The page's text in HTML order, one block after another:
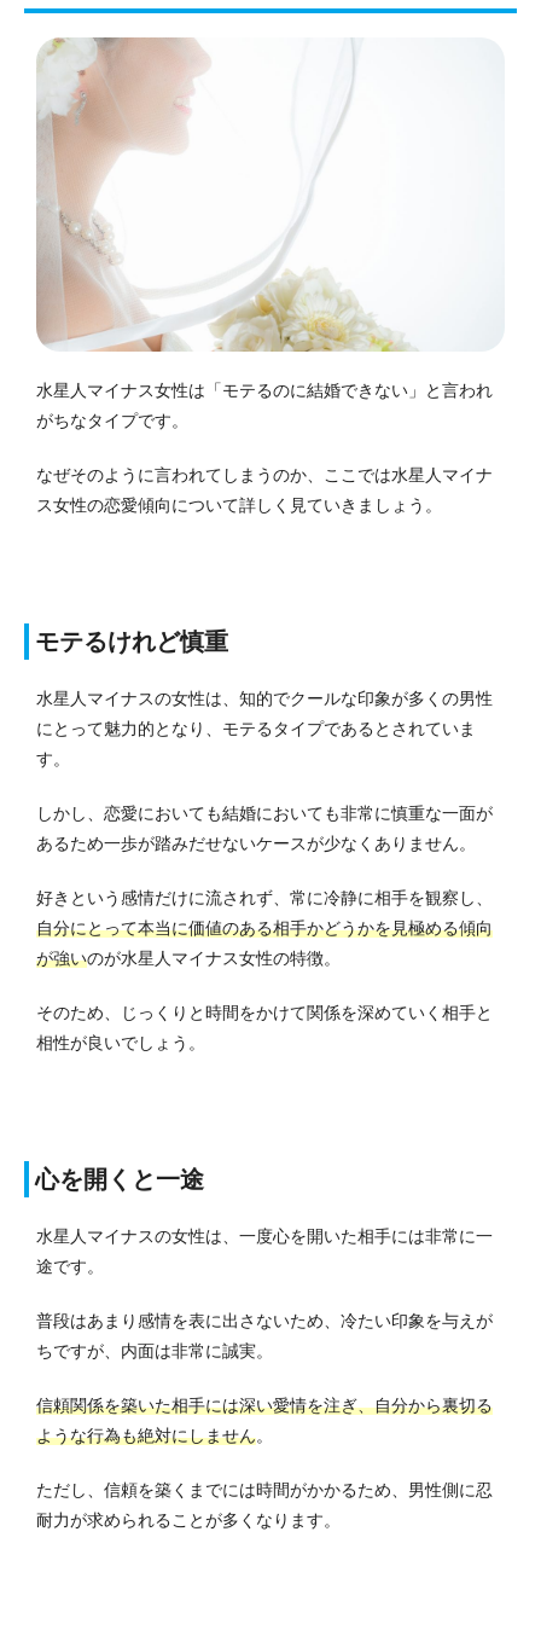
水星人マイナス女性は「モテるのに結婚できない」と言われ
がちなタイプです。
なぜそのように言われてしまうのか、ここでは水星人マイナ
ス女性の恋愛傾向について詳しく見ていきましょう。
モテるけれど慎重
水星人マイナスの女性は、知的でクールな印象が多くの男性
にとって魅力的となり、モテるタイプであるとされていま
す。
しかし、恋愛においても結婚においても非常に慎重な一面が
あるため一歩が踏みだせないケースが少なくありません。
好きという感情だけに流されず、常に冷静に相手を観察し、
自分にとって本当に価値のある相手かどうかを見極める傾向
が強いのが水星人マイナス女性の特徴。
そのため、じっくりと時間をかけて関係を深めていく相手と
相性が良いでしょう。
心を開くと一途
水星人マイナスの女性は、一度心を開いた相手には非常に一
途です。
普段はあまり感情を表に出さないため、冷たい印象を与えが
ちですが、内面は非常に誠実。
信頼関係を築いた相手には深い愛情を注ぎ、自分から裏切る
ような行為も絶対にしません。
ただし、信頼を築くまでには時間がかかるため、男性側に忍
耐力が求められることが多くなります。